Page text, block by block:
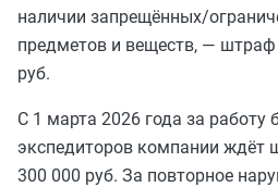
наличии запрещённых/
предметов и веществ, — штраф
руб.
С 1 марта 2026 года за работу
экспедиторов компании ждёт
300 000 руб. За повторное